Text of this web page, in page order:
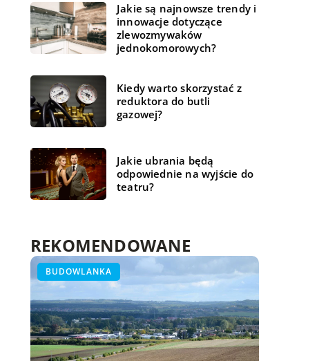
Jakie są najnowsze trendy i
innowacje dotyczące
zlewozmywaków
jednokomorowych?
Kiedy warto skorzystać z
reduktora do butli
gazowej?
Jakie ubrania będą
odpowiednie na wyjście do
teatru?
REKOMENDOWANE
ŻYCIE I CZŁOWIEK
BUDOWLANKA
ZDROWIE